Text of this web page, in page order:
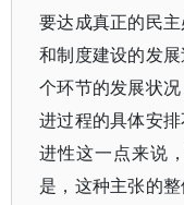
要达成真正的民
和制度建设的发
个环节的发展状
进过程的具体安
进性这一点来说
是，这种主张的